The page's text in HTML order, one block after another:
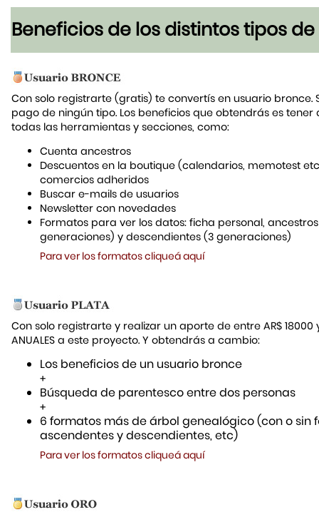
Beneficios de los distintos tipos de
Con solo registrarte (gratis) te convertís en usuario bronce.
pago de ningún tipo. Los beneficios que obtendrás es tener
todas las herramientas y secciones, como:
Cuenta ancestros
Descuentos en la boutique (calendarios, memotest
comercios adheridos
Buscar e-mails de usuarios
Newsletter con novedades
Formatos para ver los datos: ficha personal,
generaciones) y descendientes (3 generaciones)
Para ver los formatos cliqueá aquí
Con solo registrarte y realizar un aporte de entre AR$ 18000
ANUALES a este proyecto. Y obtendrás a cambio:
Los beneficios de un usuario bronce
+
Búsqueda de parentesco entre dos personas
+
6 formatos más de árbol genealógico (con o sin
ascendentes y descendientes, etc)
Para ver los formatos cliqueá aquí